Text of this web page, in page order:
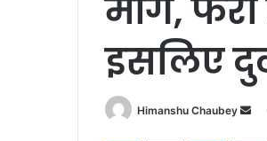
मांग,
इसलिए
Himanshu Chaubey